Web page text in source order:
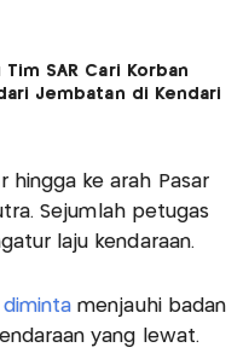
Tim SAR Cari Korban
Jembatan di Kendari
hingga ke arah Pasar
Sejumlah petugas
laju kendaraan.
dimintamenjauhi badan
yang lewat.